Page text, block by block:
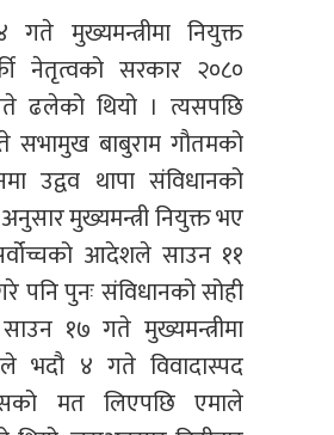
मुख्यमन्त्रीमा नियुक्त
नेतृत्वको सरकार २०८०
ढलेको थियो । त्यसपछि
सभामुख बाबुराम गौतमको
उद्वव थापा संविधानको
मुख्यमन्त्री नियुक्त भए
आदेशले साउन ११
पनि पुनः संविधानको सोही
१७ गते मुख्यमन्त्रीमा
भदौ ४ गते विवादास्पद
मत लिएपछि एमाले